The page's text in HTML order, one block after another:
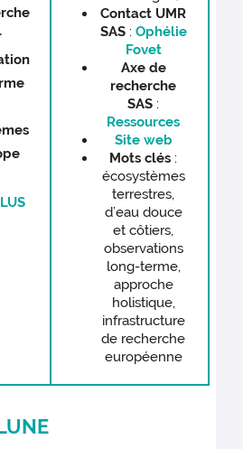
Contact UMR
SAS: Ophélie
Fovet
Axe de
recherche
SAS :
Ressources
Site web
Mots clés :
écosystèmes
terrestres,
d’eau douce
et côtiers,
observations
long-terme,
approche
holistique,
infrastructure
de recherche
européenne